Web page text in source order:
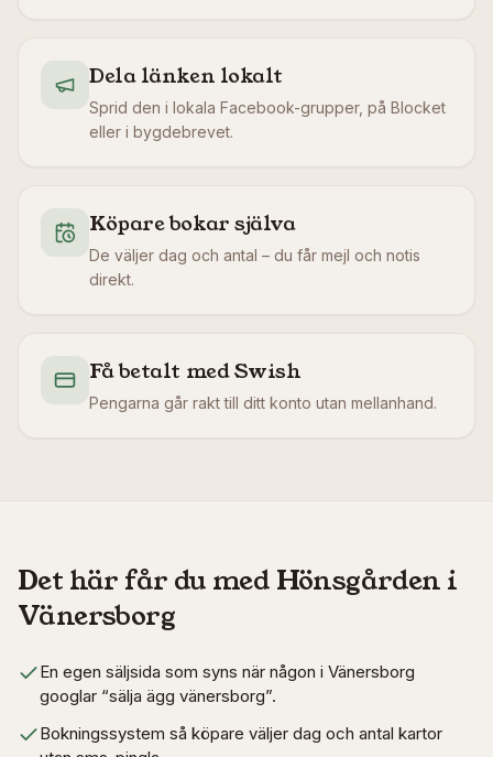
Dela länken lokalt
Sprid den i lokala Facebook-grupper, på Blocket
eller i bygdebrevet.
Köpare bokar själva
De väljer dag och antal – du får mejl och notis
direkt.
Få betalt med Swish
Pengarna går rakt till ditt konto utan mellanhand.
Det här får du med Hönsgården i
Vänersborg
En egen säljsida som syns när någon i Vänersborg
googlar “sälja ägg vänersborg”.
Bokningssystem så köpare väljer dag och antal kartor